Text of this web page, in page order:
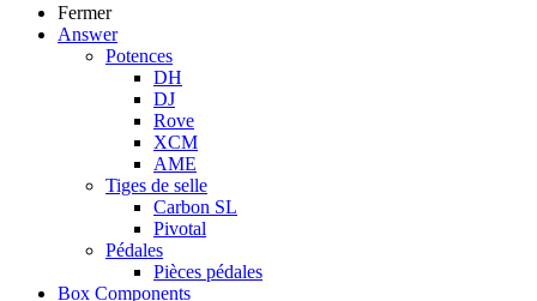
Fermer
Answer
Potences
DH
DJ
Rove
XCM
AME
Tiges de selle
Carbon SL
Pivotal
Pédales
Pièces pédales
Box Components